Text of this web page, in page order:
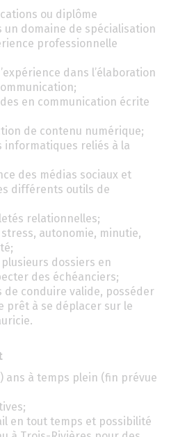
ou diplôme
domaine de spécialisation
professionnelle
dans l’élaboration
en communication écrite
de contenu numérique;
informatiques reliés à la
des médias sociaux et
différents outils de
relationnelles;
autonomie, minutie,
dossiers en
des échéanciers;
de conduire valide, posséder
prêt à se déplacer sur le
ans à temps plein (fin prévue
en tout temps et possibilité